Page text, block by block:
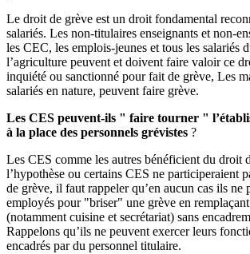
Le droit de grève est un droit fondamental
salariés. Les non-titulaires enseignants et non-
les CEC, les emplois-jeunes et tous les salariés
l’agriculture peuvent et doivent faire valoir ce
inquiété ou sanctionné pour fait de grève, Les
salariés en nature, peuvent faire grève.
Les CES peuvent-ils " faire tourner "
à la place des personnels grévistes ?
Les CES comme les autres bénéficient du droit
l’hypothèse ou certains CES ne participeraient
de grève, il faut rappeler qu’en aucun cas ils ne
employés pour "briser" une grève en
(notamment cuisine et secrétariat) sans
Rappelons qu’ils ne peuvent exercer leurs
encadrés par du personnel titulaire.